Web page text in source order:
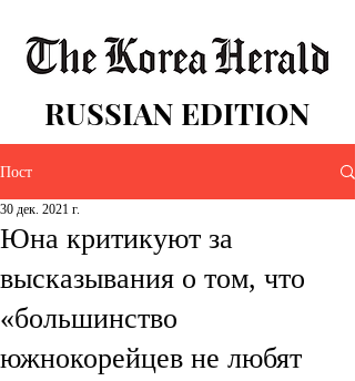
RUSSIAN EDITION
Пост
Юна критикуют за
высказывания о том, что
«большинство
южнокорейцев не любят
30 дек. 2021 г.